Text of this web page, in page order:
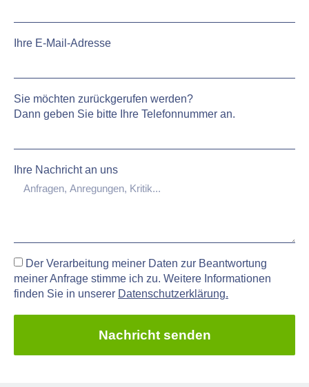
Ihre E-Mail-Adresse
Sie möchten zurückgerufen werden?
Dann geben Sie bitte Ihre Telefonnummer an.
Ihre Nachricht an uns
Der Verarbeitung meiner Daten zur Beantwortung
meiner Anfrage stimme ich zu. Weitere Informationen
finden Sie in unserer Datenschutzerklärung.
Nachricht senden